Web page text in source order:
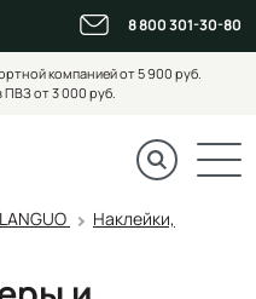
8 800 301-30-80
компанией от 5 900 руб.
ПВЗ от 3 000 руб.
LANGUO
Наклейки,